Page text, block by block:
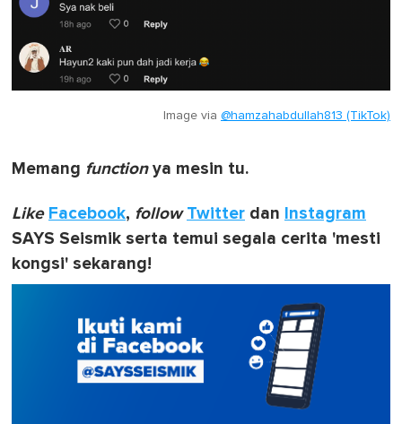
Image via @hamzahabdullah813 (TikTok)
Memang functionya mesin tu.
Like Facebook, follow Twitter dan Instagram
SAYS Seismik serta temui segala cerita 'mesti
kongsi' sekarang!